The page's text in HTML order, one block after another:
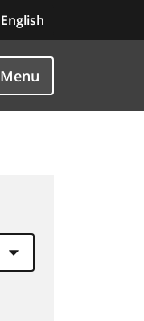
English
Menu